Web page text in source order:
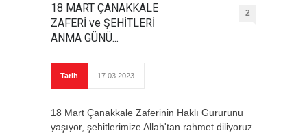
18 MART ÇANAKKALE
ZAFERİ ve ŞEHİTLERİ
ANMA GÜNÜ...
2
Tarih 17.03.2023
18 Mart Çanakkale Zaferinin Haklı Gururunu
yaşıyor, şehitlerimize Allah'tan rahmet diliyoruz.